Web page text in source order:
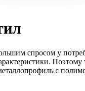
спросом у
с